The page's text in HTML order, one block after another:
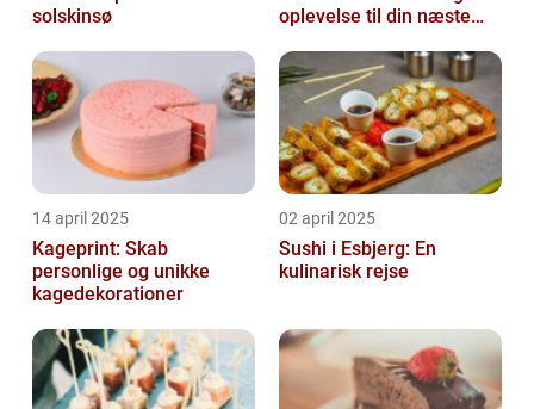
solskinsø
oplevelse til din næste
14 april 2025
Kageprint: Skab
personlige og unikke
kagedekorationer
02 april 2025
Sushi i Esbjerg: En
kulinarisk rejse